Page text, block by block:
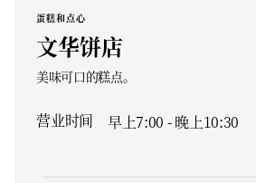
蛋糕和点心
文华饼店
美味可口的糕点。
营业时间 早上7:00 - 晚上10:30